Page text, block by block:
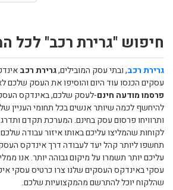
חיפוש "גרירת רכב" לכל
גרירת רכב, ובתי עסק המובילים,גרירת רכב
עסקים הכנסו עוד היום והוסיפו את העסק שלכם
פרסמו מודעה חינם-לעסק שלכם, באינדקס
להיחשף לכמה שיותר אנשים בכל תחומי העניין
ותרוויחו פרסום עסק בחינם. המערכת תקדם
לקוחות שהמליצו עליכם באותו איזור עבודה שלכם
תחשפו ליותר קהל יעד לעבודה דרך אינדקס
עליכם יותר תשמרו על מיקום גבוהה יותר. אנו
עסקי באינדקס העסקים שלנו צרו כרטיס עסקי
שהלקוח יוכל להתרשם מהמקצועיות שלכם.